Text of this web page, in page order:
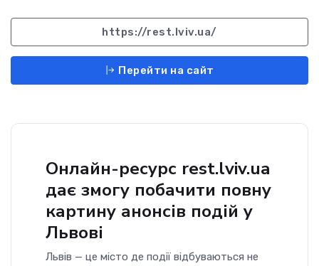
https://rest.lviv.ua/
Перейти на сайт
Онлайн-ресурс rest.lviv.ua
дає змогу побачити повну
картину анонсів подій у
Львові
Львів — це місто де події відбуваються не